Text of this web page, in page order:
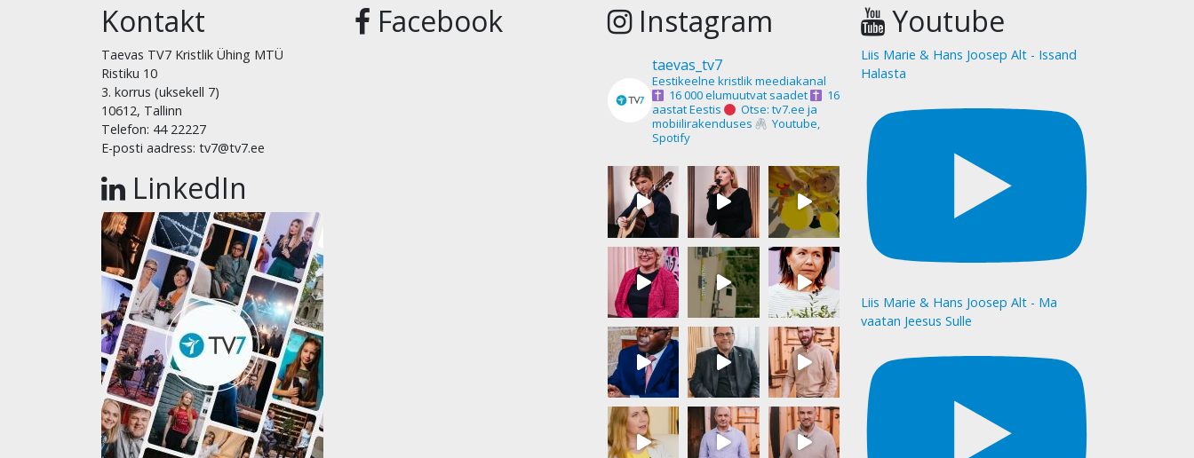
Kontakt
Taevas TV7 Kristlik Ühing MTÜ
Ristiku 10
3. korrus (uksekell 7)
10612, Tallinn
Telefon: 44 22227
E-posti aadress: tv7@tv7.ee
LinkedIn
Facebook Instagram
taevas_tv7
Eestikeelne kristlik meediakanal
16 000 elumuutvat saadet
16
aastat Eestis
Otse: tv7.ee ja
mobiilirakenduses
Youtube,
Spotify
Youtube
Liis Marie & Hans Joosep Alt - Issand
Halasta
Liis Marie & Hans Joosep Alt - Ma
vaatan Jeesus Sulle